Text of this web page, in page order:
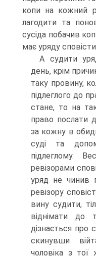
копи на кожний
лагодити та
сусіда побачив
має уряду
A судити
день, крім
таку провину,
підлеглого до
стане, то на
право послати
за кожну в
суді та
підлеглому.
ревізорами
уряд не чинив
ревізору
вину судити,
віднімати до
дізнається про
скинувши
чоловіка з тої